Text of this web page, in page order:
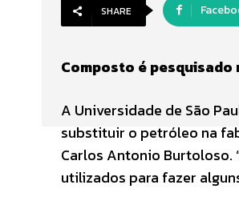
SHARE
Composto é
A Universidade de São
substituir o petróleo na
Carlos Antonio Burtoloso.
utilizados para fazer